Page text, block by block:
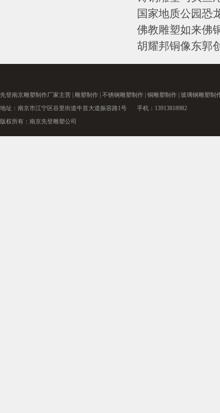
国家地质公园恐
佛教雕塑​如来佛
胡耀邦铜像东郭
先登南京雕塑制作厂家主营 | 雕塑制作 不锈钢雕塑制作 铜雕塑制作 玻璃钢雕塑制
地址：南京市江宁区谷里街道牛首大道振容路1号 手机：13913818982
版权所有：南京先登雕塑公司